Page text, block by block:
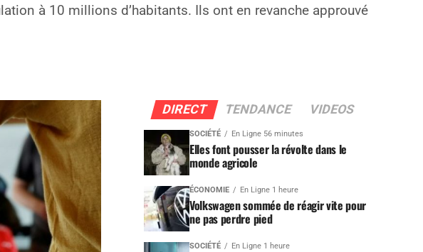
à 10 millions d’habitants. Ils ont en revanche approuvé
DIRECT TENDANCE VIDEOS
SOCIÉTÉ En Ligne 56 minutes
Elles font pousser la révolte dans le
monde agricole
ÉCONOMIE En Ligne 1 heure
Volkswagen sommée de réagir vite pour
ne pas perdre pied
SOCIÉTÉ En Ligne 1 heure